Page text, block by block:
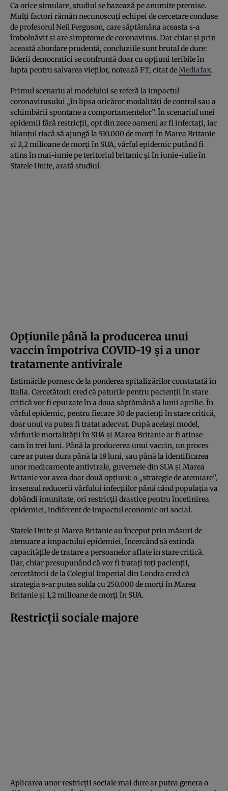
Ca orice simulare, studiul se bazează pe anumite premise.
Mulţi factori rămân necunoscuţi echipei de cercetare conduse
de profesorul Neil Ferguson, care săptămâna aceasta s-a
îmbolnăvit şi are simptome de coronavirus. Dar chiar şi prin
această abordare prudentă, concluziile sunt brutal de dure:
liderii democratici se confruntă doar cu opţiuni teribile în
lupta pentru salvarea vieţilor, notează FT, citat deMediafax.
Primul scenariu al modelului se referă la impactul
coronavirusului „în lipsa oricăror modalităţi de control sau a
schimbării spontane a comportamentelor”. În scenariul unei
epidemii fără restricţii, opt din zece oameni ar fi infectaţi, iar
bilanţul riscă să ajungă la 510.000 de morţi în Marea Britanie
şi 2,2 milioane de morţi în SUA, vârful epidemic putând fi
atins în mai-iunie pe teritoriul britanic şi în iunie-iulie în
Statele Unite, arată studiul.
Opţiunile până la producerea unui
vaccin împotriva COVID-19 şi a unor
tratamente antivirale
Estimările pornesc de la ponderea spitalizărilor constatată în
Italia. Cercetătorii cred că paturile pentru pacienţii în stare
critică vor fi epuizate în a doua săptămână a lunii aprilie. În
vârful epidemic, pentru fiecare 30 de pacienţi în stare critică,
doar unul va putea fi tratat adecvat. După acelaşi model,
vârfurile mortalităţii în SUA şi Marea Britanie ar fi atinse
cam în trei luni. Până la producerea unui vaccin, un proces
care ar putea dura până la 18 luni, sau până la identificarea
unor medicamente antivirale, guvernele din SUA şi Marea
Britanie vor avea doar două opţiuni: o „strategie de atenuare”,
în sensul reducerii vârfului infecţiilor până când populaţia va
dobândi imunitate, ori restricţii drastice pentru încetinirea
epidemiei, indiferent de impactul economic ori social.
Statele Unite şi Marea Britanie au început prin măsuri de
atenuare a impactului epidemiei, încercând să extindă
capacităţile de tratare a persoanelor aflate în stare critică.
Dar, chiar presupunând că vor fi trataţi toţi pacienţii,
cercetătorii de la Colegiul Imperial din Londra cred că
strategia s-ar putea solda cu 250.000 de morţi în Marea
Britanie şi 1,2 milioane de morţi în SUA.
Restricţii sociale majore
Aplicarea unor restricţii sociale mai dure ar putea genera o